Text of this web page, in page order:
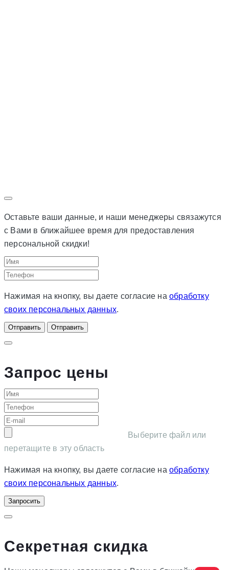
Оставьте ваши данные, и наши менеджеры связажутся
с Вами в ближайшее время для предоставления
персональной скидки!
Нажимая на кнопку, вы даете согласие наобработку
своих персональных данных.
Отправить Отправить
Запрос цены
Выберите файл или
перетащите в эту область
Нажимая на кнопку, вы даете согласие наобработку
своих персональных данных.
Запросить
Секретная скидка